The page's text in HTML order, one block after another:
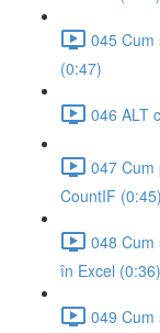
045 Cum
(0:47)
046 ALT
047 Cum
CountIF (0:45)
048 Cum
în Excel (0:36)
049 Cum